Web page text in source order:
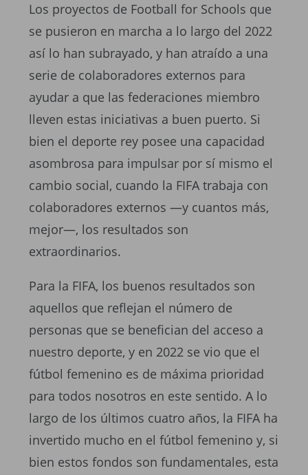
Los proyectos de Football for Schools que
se pusieron en marcha a lo largo del 2022
así lo han subrayado, y han atraído a una
serie de colaboradores externos para
ayudar a que las federaciones miembro
lleven estas iniciativas a buen puerto. Si
bien el deporte rey posee una capacidad
asombrosa para impulsar por sí mismo el
cambio social, cuando la FIFA trabaja con
colaboradores externos —y cuantos más,
mejor—, los resultados son
extraordinarios.
Para la FIFA, los buenos resultados son
aquellos que reflejan el número de
personas que se benefician del acceso a
nuestro deporte, y en 2022 se vio que el
fútbol femenino es de máxima prioridad
para todos nosotros en este sentido. A lo
largo de los últimos cuatro años, la FIFA ha
invertido mucho en el fútbol femenino y, si
bien estos fondos son fundamentales, esta